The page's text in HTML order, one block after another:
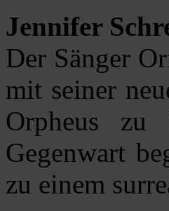
Jennifer
Der Sänger
mit seiner
Orpheus zu
Gegenwart
zu einem